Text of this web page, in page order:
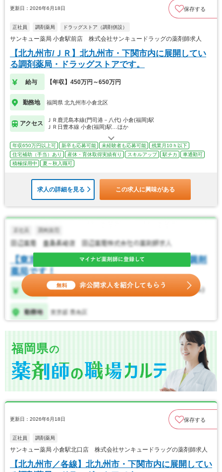
更新日：2026年6月18日 保存する
正社員 調剤薬局 ドラッグストア（調剤併設）
サンキュー薬局 小倉駅前店 株式会社サンキュードラッグの薬剤師求人
【北九州市/ＪＲ】北九州市・下関市内に展開してい
る調剤薬局・ドラッグストアです。
給与 【年収】450万円～650万円
勤務地 福岡県 北九州市小倉北区
アクセス
ＪＲ鹿児島本線(門司港－八代) 小倉(福岡)駅
ＪＲ日豊本線 小倉(福岡)駅…ほか
年収650万円以上可 新卒も応募可能 未経験者も応募可能
残業月10ｈ以下
住宅補助（手当）あり
産休・育休取得実績有り スキルアップ 駅チカ
車通勤可
積極採用中
夏～秋入職可
求人の詳細を見る この求人に興味がある
福岡県の
更新日：2026年6月18日 保存する
正社員 調剤薬局
サンキュー薬局 小倉駅北口店 株式会社サンキュードラッグの薬剤師求人
【北九州市／各線】北九州市・下関市内に展開してい